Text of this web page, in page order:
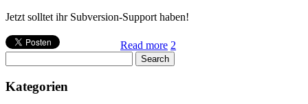
Jetzt solltet ihr Subversion-Support haben!
Read more 2
Kategorien